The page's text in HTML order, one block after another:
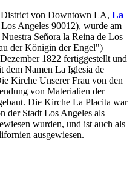
von Downtown LA, La
Angeles 90012), wurde am
Señora la Reina de Los
der Königin der Engel")
1822 fertiggestellt und
dem Namen La Iglesia de
Kirche Unserer Frau von den
von Materialien der
Die Kirche La Placita war
der Stadt Los Angeles als
wurden, und ist auch als
ausgewiesen.